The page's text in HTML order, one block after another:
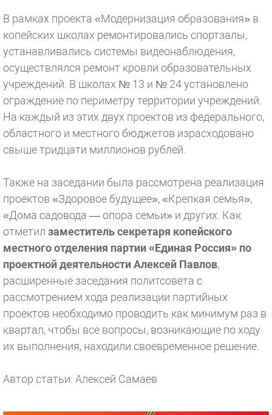
В рамках проекта «Модернизация образования» в
копейских школах ремонтировались спортзалы,
устанавливались системы видеонаблюдения,
осуществлялся ремонт кровли образовательных
учреждений. В школах № 13 и № 24 установлено
ограждение по периметру территории учреждений.
На каждый из этих двух проектов из федерального,
областного и местного бюджетов израсходовано
свыше тридцати миллионов рублей.
Также на заседании была рассмотрена реализация
проектов «Здоровое будущее», «Крепкая семья»,
«Дома садовода — опора семьи» и других. Как
отметил заместитель секретаря копейского
местного отделения партии «Единая Россия» по
проектной деятельности Алексей Павлов,
расширенные заседания политсовета с
рассмотрением хода реализации партийных
проектов необходимо проводить как минимум раз в
квартал, чтобы все вопросы, возникающие по ходу
их выполнения, находили своевременное решение.
Автор статьи: Алексей Самаев